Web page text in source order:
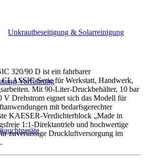
Unkrautbeseitigung & Solarreinigung
Vorführung
320/90 D ist ein fahrbarer
CLASSIC-Serie für Werkstatt, Handwerk,
Mit 90-Liter-Druckbehälter, 10 bar
V Drehstrom eignet sich das Modell für
mit bedarfsgerechter
KAESER-Verdichterblock „Made in
1:1-Direktantrieb und hochwertige
zuverlässige Druckluftversorgung im